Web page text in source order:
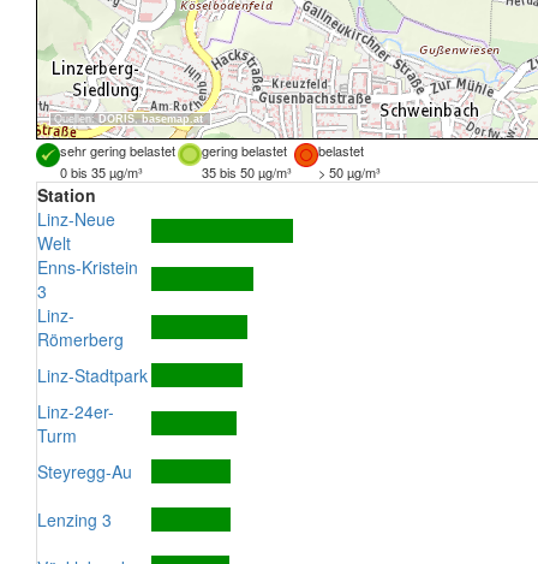
Quellen: DORIS, basemap.at
sehr gering belastet gering belastet
belastet
0 bis 35 µg/m³
35 bis 50 µg/m³ > 50 µg/m³
Station
Linz-Neue
Welt
Enns-Kristein
3
Linz-
Römerberg
Linz-Stadtpark
Linz-24er-
Turm
Steyregg-Au
Lenzing 3